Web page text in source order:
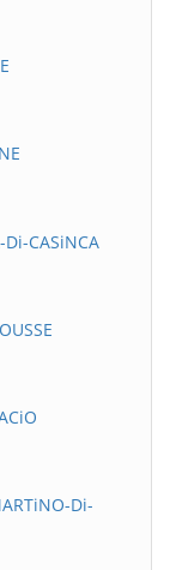
CASiNCA
Di-